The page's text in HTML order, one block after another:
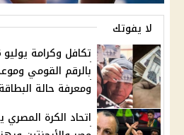
لا يفوتك
بالرقم القومي
ومعرفة حالة
اتحاد الكرة